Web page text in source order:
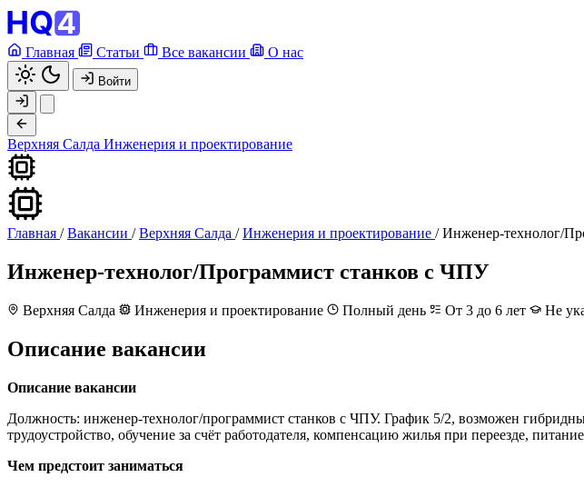
Главная Статьи Все вакансии О нас
Войти
Верхняя Салда Инженерия и проектирование
Главная / Вакансии / Верхняя Салда / Инженерия и проектирование / Инженер-технолог/
Инженер-технолог/Программист станков с ЧПУ
Верхняя Салда Инженерия и проектирование Полный день От 3 до 6 лет Не
Описание вакансии
Описание вакансии
Должность: инженер-технолог/программист станков с ЧПУ. График 5/2, возможен
трудоустройство, обучение за счёт работодателя, компенсацию жилья при переезде,
Чем предстоит заниматься